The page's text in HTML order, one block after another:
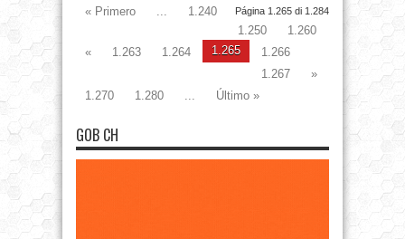
Página 1.265 di 1.284
« Primero ...
1.240
1.250
1.260
«
1.263 1.264 1.265
1.266
1.267
»
1.270
1.280 ... Último »
GOB CH